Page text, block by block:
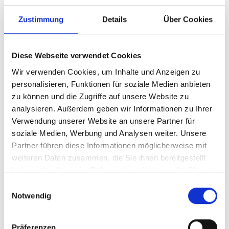
Zustimmung Details Über Cookies
Diese Webseite verwendet Cookies
Wir verwenden Cookies, um Inhalte und Anzeigen zu
personalisieren, Funktionen für soziale Medien anbieten
zu können und die Zugriffe auf unsere Website zu
analysieren. Außerdem geben wir Informationen zu Ihrer
Verwendung unserer Website an unsere Partner für
soziale Medien, Werbung und Analysen weiter. Unsere
Partner führen diese Informationen möglicherweise mit
weiteren Daten zusammen, die Sie ihnen bereitgestellt
haben oder die sie im Rahmen Ihrer Nutzung der Dienste
Notwendig
Marketing-Cookies abgelehnt wurden. Klicken Sie
hier, um die Cookies zu akzeptieren und das Video
anzuzeigen!
Nachhaltige Kühlketten: Schutz für ein